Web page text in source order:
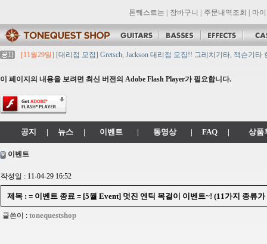
톤퀘스트는 장바구니 주문내역조회 마
[11월29일] [대리점 모집] Gretsch, Jackson 대리점 모집!! 그레치기타, 잭슨기타
[11월29일]2021년 추석 영업 시간 & 배송 공지
[11월29일]
2021년 설 영업 시간 & 배송 공지
이 페이지의 내용을 보려면 최신 버전의 Adobe Flash Player가 필요합니다.
공지 | 뉴스 | 이벤트 | 동영상 | FAQ | 상품
이벤트
작성일 : 11-04-29 16:52
제목 : = 이벤트 종료 = [5월 Event] 멋진 엔틱 목걸이 이벤트~! (11가지 종류
글쓴이 : tonequestshop